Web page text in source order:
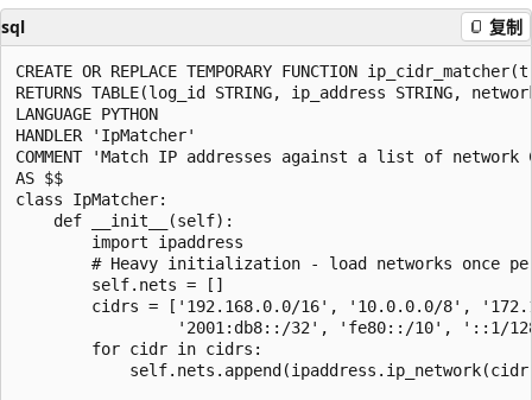
sql 复制
CREATE OR REPLACE TEMPORARY FUNCTION
RETURNS TABLE(log_id STRING, ip_address STRING,
LANGUAGE PYTHON
HANDLER 'IpMatcher'
COMMENT 'Match IP addresses against a list of network
AS $$
class IpMatcher:
    def __init__(self):
        import ipaddress
# Heavy initialization - load networks once
        self.nets = []
cidrs = ['192.168.0.0/16', '10.0.0.0/8',
'2001:db8::/32', 'fe80::/10', '::1/
        for cidr in cidrs: